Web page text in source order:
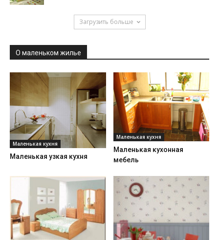
Загрузить больше
О маленьком жилье
Маленькая кухня
Маленькая узкая кухня
Маленькая кухня
Маленькая кухонная
мебель